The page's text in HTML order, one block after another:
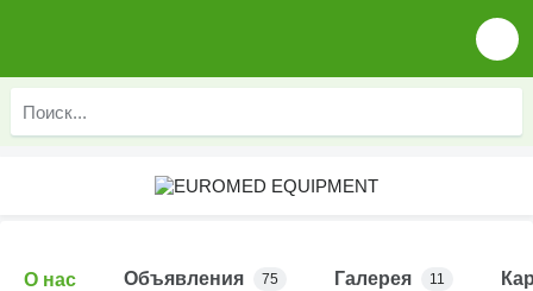
О нас Объявления 75 Галерея 11